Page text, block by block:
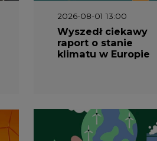
2026-08-01 13:00
Wyszedł ciekawy
raport o stanie
klimatu w Europie